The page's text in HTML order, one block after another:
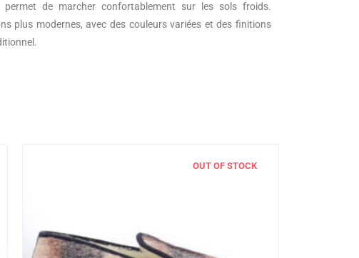
de marcher confortablement sur les sols froids.
plus modernes, avec des couleurs variées et des finitions
OUT OF STOCK